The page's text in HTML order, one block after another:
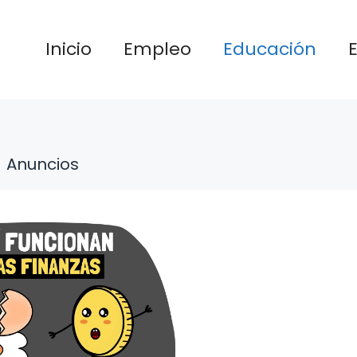
Inicio Empleo Educación
Anuncios